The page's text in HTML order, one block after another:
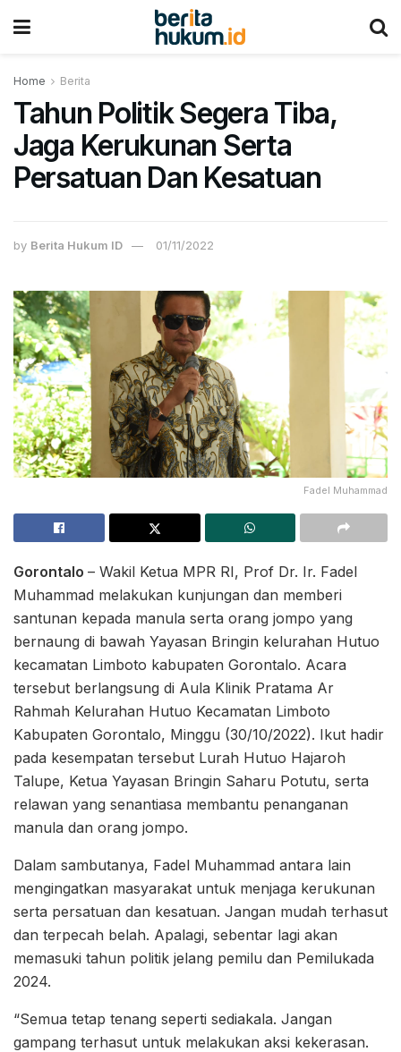
Home Berita
Tahun Politik Segera Tiba,
Jaga Kerukunan Serta
Persatuan Dan Kesatuan
by Berita Hukum ID 01/11/2022
Fadel Muhammad
Gorontalo – Wakil Ketua MPR RI, Prof Dr. Ir. Fadel
Muhammad melakukan kunjungan dan memberi
santunan kepada manula serta orang jompo yang
bernaung di bawah Yayasan Bringin kelurahan Hutuo
kecamatan Limboto kabupaten Gorontalo. Acara
tersebut berlangsung di Aula Klinik Pratama Ar
Rahmah Kelurahan Hutuo Kecamatan Limboto
Kabupaten Gorontalo, Minggu (30/10/2022). Ikut hadir
pada kesempatan tersebut Lurah Hutuo Hajaroh
Talupe, Ketua Yayasan Bringin Saharu Potutu, serta
relawan yang senantiasa membantu penanganan
manula dan orang jompo.
Dalam sambutanya, Fadel Muhammad antara lain
mengingatkan masyarakat untuk menjaga kerukunan
serta persatuan dan kesatuan. Jangan mudah terhasut
dan terpecah belah. Apalagi, sebentar lagi akan
memasuki tahun politik jelang pemilu dan Pemilukada
2024.
“Semua tetap tenang seperti sediakala. Jangan
gampang terhasut untuk melakukan aksi kekerasan.